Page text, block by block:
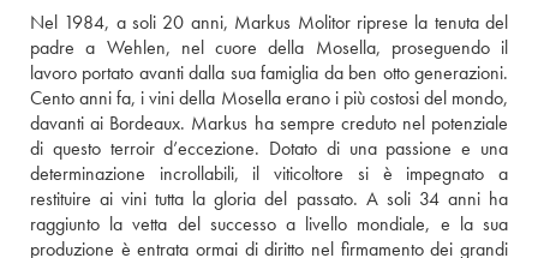
Nel 1984, a soli 20 anni, Markus Molitor riprese la tenuta del
padre a Wehlen, nel cuore della Mosella, proseguendo il
lavoro portato avanti dalla sua famiglia da ben otto generazioni.
Cento anni fa, i vini della Mosella erano i più costosi del mondo,
davanti ai Bordeaux. Markus ha sempre creduto nel potenziale
di questo terroir d’eccezione. Dotato di una passione e una
determinazione incrollabili, il viticoltore si è impegnato a
restituire ai vini tutta la gloria del passato. A soli 34 anni ha
raggiunto la vetta del successo a livello mondiale, e la sua
produzione è entrata ormai di diritto nel firmamento dei grandi